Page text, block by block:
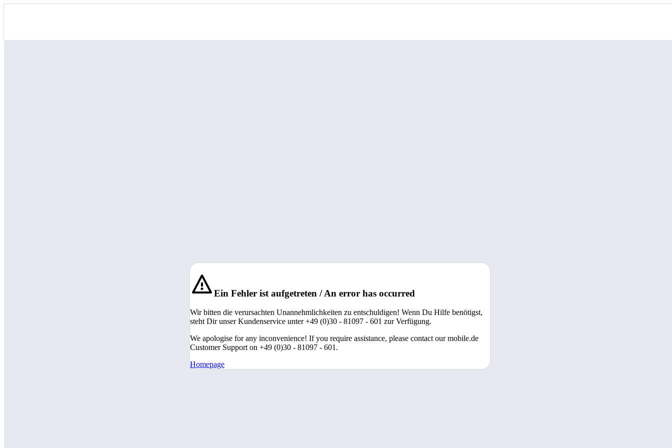
Ein Fehler ist aufgetreten / An error has occurred
Wir bitten die verursachten Unannehmlichkeiten zu entschuldigen! Wenn Du Hilfe benötigst,
steht Dir unser Kundenservice unter +49 (0)30 - 81097 - 601 zur Verfügung.
We apologise for any inconvenience! If you require assistance, please contact our mobile.de
Customer Support on +49 (0)30 - 81097 - 601.
Homepage